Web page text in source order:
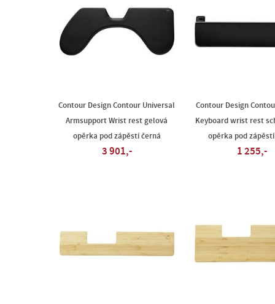
Contour Design Contour Universal
Armsupport Wrist rest gelová
opěrka pod zápěstí černá
3 901,-
Contour Design
Keyboard wrist rest
opěrka pod
1 255,-